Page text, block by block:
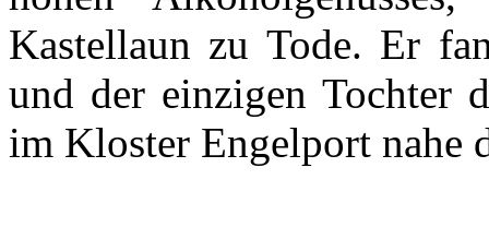
Kastellaun zu Tode. Er
und der einzigen Tochter
im Kloster Engelport nahe